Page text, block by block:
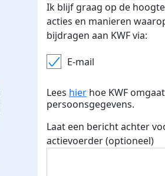
Ik blijf graag op de
acties en manieren
bijdragen aan KWF via:
E-mail
Lees hier hoe KWF
persoonsgegevens.
Laat een bericht achter
actievoerder (optioneel)